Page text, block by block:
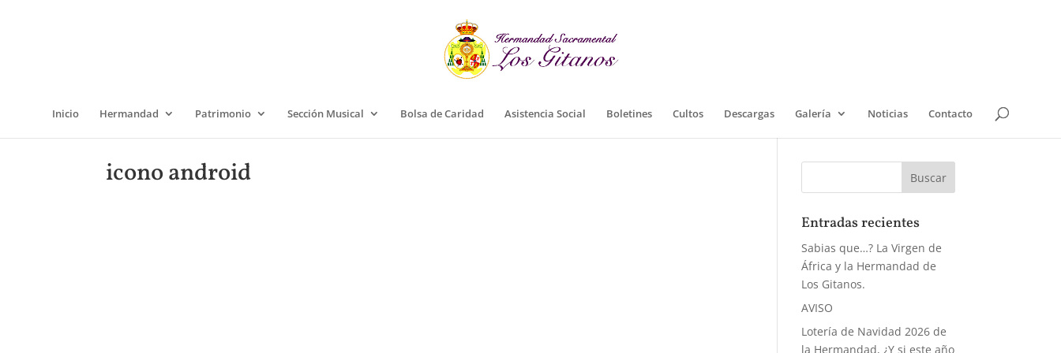
Inicio Hermandad Patrimonio Sección Musical Bolsa de Caridad Asistencia Social Boletines Cultos Descargas Galería Noticias Contacto
icono android
Entradas recientes
Sabias que…? La Virgen de
África y la Hermandad de
Los Gitanos.
AVISO
Lotería de Navidad 2026 de
la Hermandad, ¿Y si este año